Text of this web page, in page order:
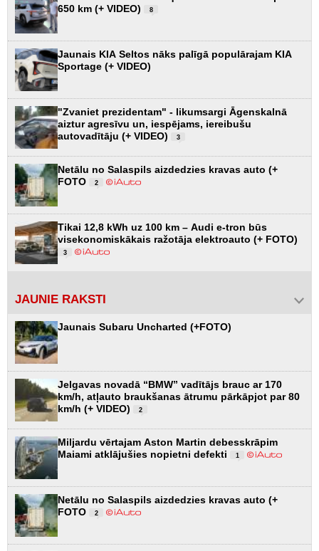
650 km (+ VIDEO)
8
Jaunais KIA Seltos nāks palīgā populārajam KIA
Sportage (+ VIDEO)
"Zvaniet prezidentam" - likumsargi Āgenskalnā
aiztur agresīvu un, iespējams, iereibušu
autovadītāju (+ VIDEO)
3
Netālu no Salaspils aizdedzies kravas auto (+
FOTO
2
Tikai 12,8 kWh uz 100 km – Audi e-tron būs
visekonomiskākais ražotāja elektroauto (+ FOTO)
3
JAUNIE RAKSTI
Jaunais Subaru Uncharted (+FOTO)
Jelgavas novadā “BMW” vadītājs brauc ar 170
km/h, atļauto braukšanas ātrumu pārkāpjot par 80
km/h (+ VIDEO)
2
Miljardu vērtajam Aston Martin debesskrāpim
Maiami atklājušies nopietni defekti
1
Netālu no Salaspils aizdedzies kravas auto (+
FOTO
2